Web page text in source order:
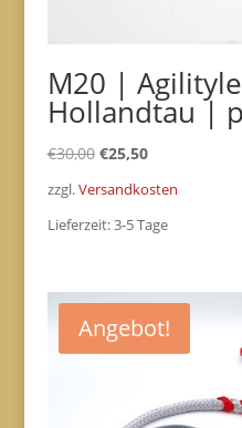
M20 |
Hollandtau |
€30,00 Ursprünglicher
€30,00
€25,50Aktueller
€25,50.
zzgl.Versandkosten
Lieferzeit:3-5 Tage
Angebot!